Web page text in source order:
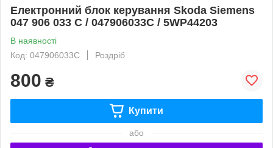
Електронний блок керування Skoda Siemens
047 906 033 C / 047906033C / 5WP44203
В наявності
Код: 047906033C
Роздріб
800 ₴
Купити
або